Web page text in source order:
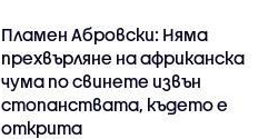
Пламен Абровски: Няма
прехвърляне на африканска
чума по свинете извън
стопанствата, където е
открита